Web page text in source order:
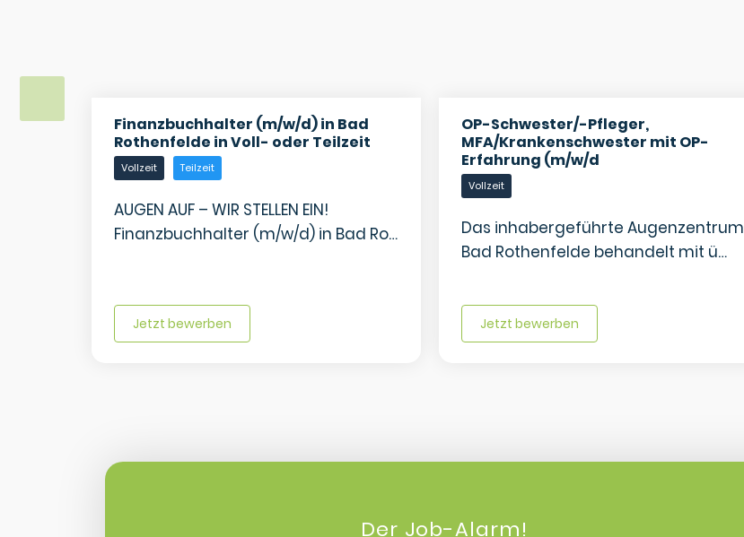
Finanzbuchhalter (m/w/d) in Bad
Rothenfelde in Voll- oder Teilzeit
Vollzeit Teilzeit
AUGEN AUF – WIR STELLEN EIN!
Finanzbuchhalter (m/w/d) in Bad Ro…
Jetzt bewerben
OP-Schwester/-Pfleger,
MFA/Krankenschwester mit OP-
Erfahrung (m/w/d
Vollzeit
Das inhabergeführte Augenzentrum
Bad Rothenfelde behandelt mit ü…
Jetzt bewerben
Der Job-Alarm!